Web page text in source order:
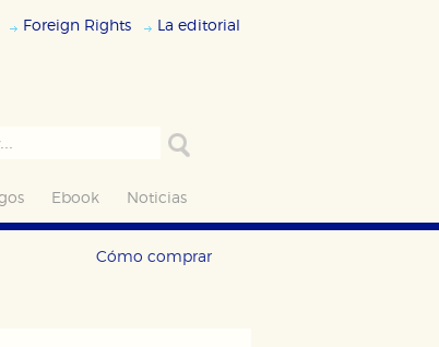
Foreign Rights La editorial
Ebook Noticias
Cómo comprar